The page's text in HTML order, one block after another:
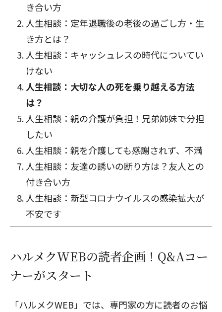
き合い方
人生相談：定年退職後の老後の過ごし方・生
き方とは？
人生相談：キャッシュレスの時代についてい
けない
人生相談：大切な人の死を乗り越える方法
は？
人生相談：親の介護が負担！兄弟姉妹で分担
したい
人生相談：親を介護しても感謝されず、不満
人生相談：友達の誘いの断り方は？友人との
付き合い方
人生相談：新型コロナウイルスの感染拡大が
不安です
ハルメクWEBの読者企画！Q&Aコー
ナーがスタート
「ハルメクWEB」では、専門家の方に読者のお悩